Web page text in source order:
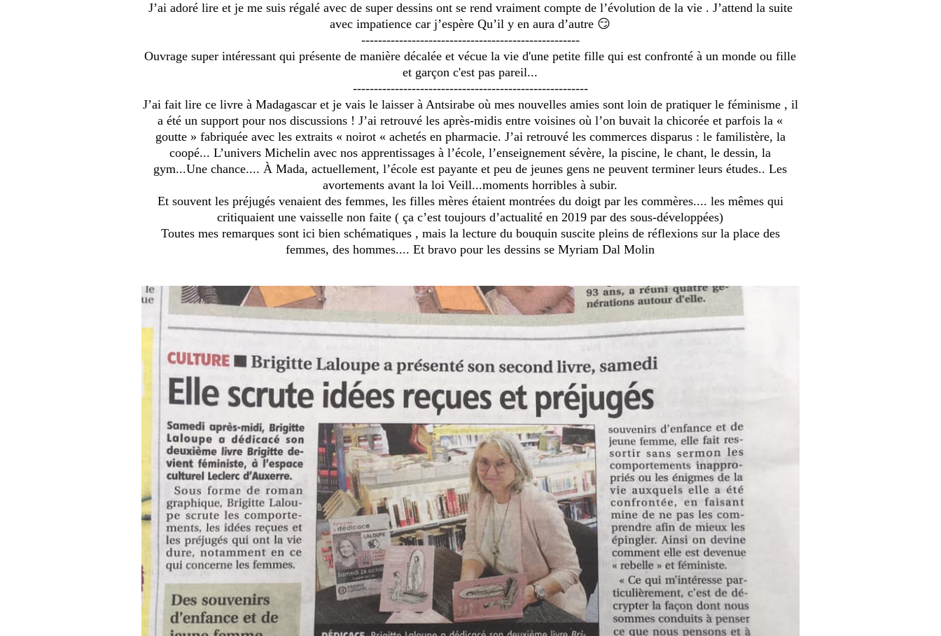
J’ai adoré lire et je me suis régalé avec de super dessins ont se rend vraiment compte de l’évolution de la vie . J’attend la suite
avec impatience car j’espère Qu’il y en aura d’autre 😏
----------------------------------------------------
Ouvrage super intéressant qui présente de manière décalée et vécue la vie d'une petite fille qui est confronté à un monde ou fille
et garçon c'est pas pareil...
--------------------------------------------------------
J’ai fait lire ce livre à Madagascar et je vais le laisser à Antsirabe où mes nouvelles amies sont loin de pratiquer le féminisme , il
a été un support pour nos discussions ! J’ai retrouvé les après-midis entre voisines où l’on buvait la chicorée et parfois la «
goutte » fabriquée avec les extraits « noirot « achetés en pharmacie. J’ai retrouvé les commerces disparus : le familistère, la
coopé... L’univers Michelin avec nos apprentissages à l’école, l’enseignement sévère, la piscine, le chant, le dessin, la
gym...Une chance.... À Mada, actuellement, l’école est payante et peu de jeunes gens ne peuvent terminer leurs études.. Les
avortements avant la loi Veill...moments horribles à subir.
Et souvent les préjugés venaient des femmes, les filles mères étaient montrées du doigt par les commères.... les mêmes qui
critiquaient une vaisselle non faite ( ça c’est toujours d’actualité en 2019 par des sous-développées)
Toutes mes remarques sont ici bien schématiques , mais la lecture du bouquin suscite pleins de réflexions sur la place des
femmes, des hommes.... Et bravo pour les dessins se Myriam Dal Molin